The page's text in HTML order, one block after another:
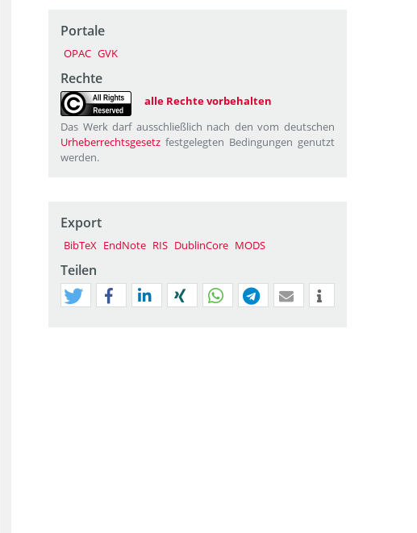
Portale
OPAC GVK
Rechte
alle Rechte vorbehalten
Das Werk darf ausschließlich nach den vom deutschen
Urheberrechtsgesetz festgelegten Bedingungen genutzt
werden.
Export
BibTeX EndNote RIS DublinCore MODS
Teilen